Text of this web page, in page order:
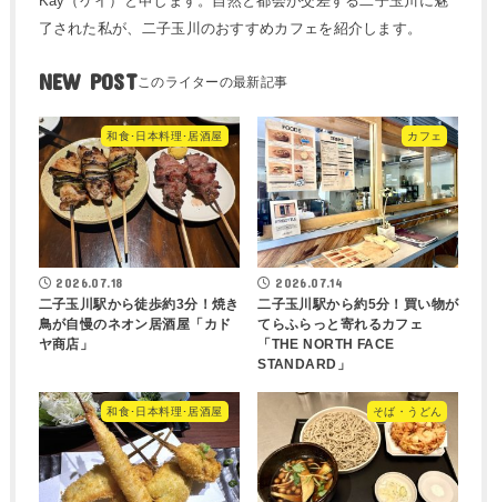
了された私が、二子玉川のおすすめカフェを紹介します。
NEW POST
和食･日本料理･居酒屋
2026.07.18
二子玉川駅から徒歩約3分！焼き
鳥が自慢のネオン居酒屋「カド
ヤ商店」
カフェ
2026.07.14
二子玉川駅から約5分！買い物が
てらふらっと寄れるカフェ
「THE NORTH FACE
STANDARD」
和食･日本料理･居酒屋 そば・うどん